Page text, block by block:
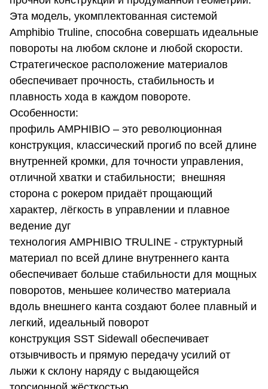
Эта модель, укомплектованная системой
Amphibio Truline, способна совершать идеальные
повороты на любом склоне и любой скорости.
Стратегическое расположение материалов
обеспечивает прочность, стабильность и
плавность хода в каждом повороте.
Особенности:
профиль AMPHIBIO – это революционная
конструкция, классический прогиб по всей длине
внутренней кромки, для точности управления,
отличной хватки и стабильности; внешняя
сторона с рокером придаёт прощающий
характер, лёгкость в управлении и плавное
ведение дуг
технология AMPHIBIO TRULINE - структурный
материал по всей длине внутреннего канта
обеспечивает больше стабильности для мощных
поворотов, меньшее количество материала
вдоль внешнего канта создают более плавный и
легкий, идеальный поворот
конструкция SST Sidewall обеспечивает
отзывчивость и прямую передачу усилий от
лыжи к склону наряду с выдающейся